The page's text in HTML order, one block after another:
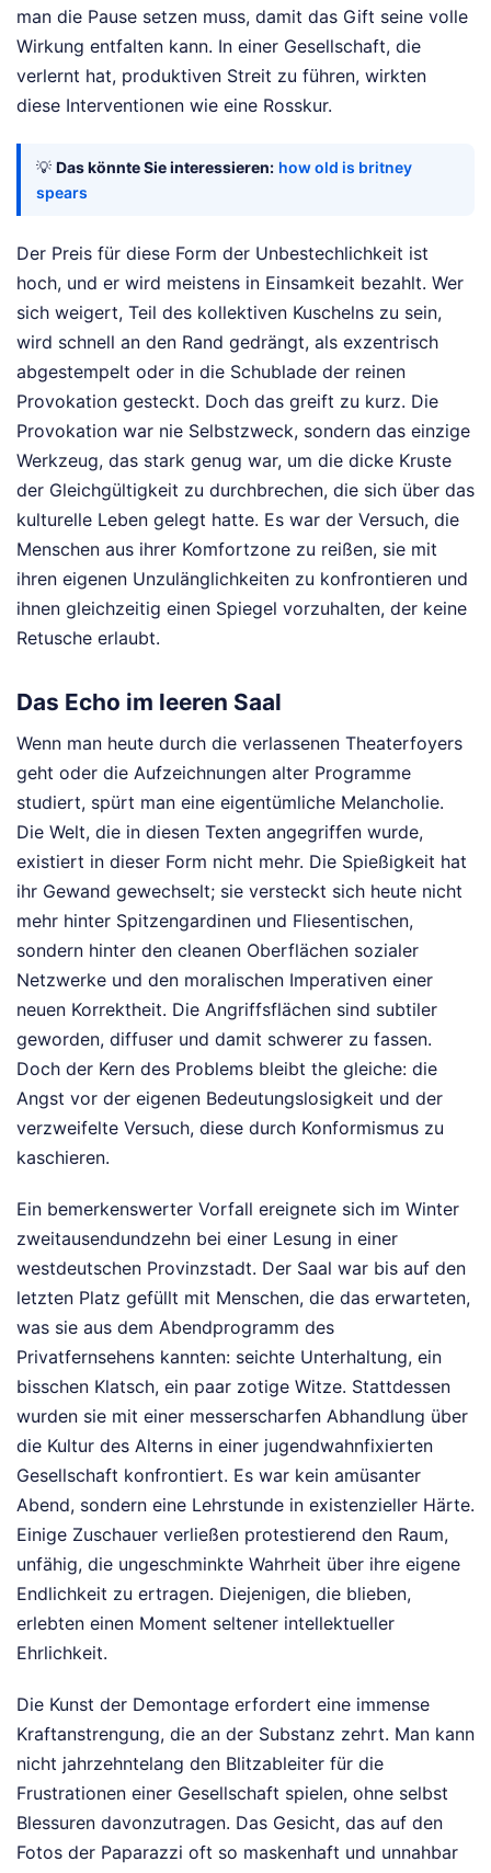
man die Pause setzen muss, damit das Gift seine volle
Wirkung entfalten kann. In einer Gesellschaft, die
verlernt hat, produktiven Streit zu führen, wirkten
diese Interventionen wie eine Rosskur.
💡 Das könnte Sie interessieren: how old is britney
spears
Der Preis für diese Form der Unbestechlichkeit ist
hoch, und er wird meistens in Einsamkeit bezahlt. Wer
sich weigert, Teil des kollektiven Kuschelns zu sein,
wird schnell an den Rand gedrängt, als exzentrisch
abgestempelt oder in die Schublade der reinen
Provokation gesteckt. Doch das greift zu kurz. Die
Provokation war nie Selbstzweck, sondern das einzige
Werkzeug, das stark genug war, um die dicke Kruste
der Gleichgültigkeit zu durchbrechen, die sich über das
kulturelle Leben gelegt hatte. Es war der Versuch, die
Menschen aus ihrer Komfortzone zu reißen, sie mit
ihren eigenen Unzulänglichkeiten zu konfrontieren und
ihnen gleichzeitig einen Spiegel vorzuhalten, der keine
Retusche erlaubt.
Das Echo im leeren Saal
Wenn man heute durch die verlassenen Theaterfoyers
geht oder die Aufzeichnungen alter Programme
studiert, spürt man eine eigentümliche Melancholie.
Die Welt, die in diesen Texten angegriffen wurde,
existiert in dieser Form nicht mehr. Die Spießigkeit hat
ihr Gewand gewechselt; sie versteckt sich heute nicht
mehr hinter Spitzengardinen und Fliesentischen,
sondern hinter den cleanen Oberflächen sozialer
Netzwerke und den moralischen Imperativen einer
neuen Korrektheit. Die Angriffsflächen sind subtiler
geworden, diffuser und damit schwerer zu fassen.
Doch der Kern des Problems bleibt the gleiche: die
Angst vor der eigenen Bedeutungslosigkeit und der
verzweifelte Versuch, diese durch Konformismus zu
kaschieren.
Ein bemerkenswerter Vorfall ereignete sich im Winter
zweitausendundzehn bei einer Lesung in einer
westdeutschen Provinzstadt. Der Saal war bis auf den
letzten Platz gefüllt mit Menschen, die das erwarteten,
was sie aus dem Abendprogramm des
Privatfernsehens kannten: seichte Unterhaltung, ein
bisschen Klatsch, ein paar zotige Witze. Stattdessen
wurden sie mit einer messerscharfen Abhandlung über
die Kultur des Alterns in einer jugendwahnfixierten
Gesellschaft konfrontiert. Es war kein amüsanter
Abend, sondern eine Lehrstunde in existenzieller Härte.
Einige Zuschauer verließen protestierend den Raum,
unfähig, die ungeschminkte Wahrheit über ihre eigene
Endlichkeit zu ertragen. Diejenigen, die blieben,
erlebten einen Moment seltener intellektueller
Ehrlichkeit.
Die Kunst der Demontage erfordert eine immense
Kraftanstrengung, die an der Substanz zehrt. Man kann
nicht jahrzehntelang den Blitzableiter für die
Frustrationen einer Gesellschaft spielen, ohne selbst
Blessuren davonzutragen. Das Gesicht, das auf den
Fotos der Paparazzi oft so maskenhaft und unnahbar